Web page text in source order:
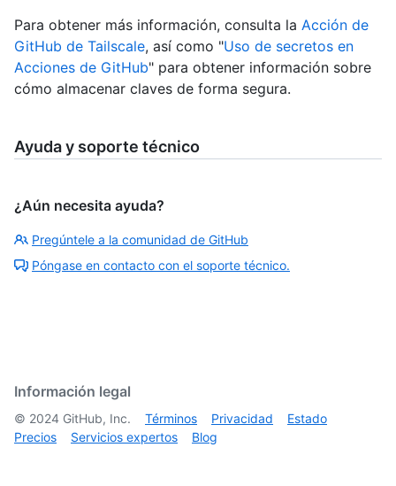
Para obtener más información, consulta la Acción de
GitHub de Tailscale, así como "Uso de secretos en
Acciones de GitHub" para obtener información sobre
cómo almacenar claves de forma segura.
Ayuda y soporte técnico
¿Aún necesita ayuda?
Pregúntele a la comunidad de GitHub
Póngase en contacto con el soporte técnico.
Información legal
© 2024 GitHub, Inc. Términos Privacidad
Estado
Precios
Servicios expertos Blog